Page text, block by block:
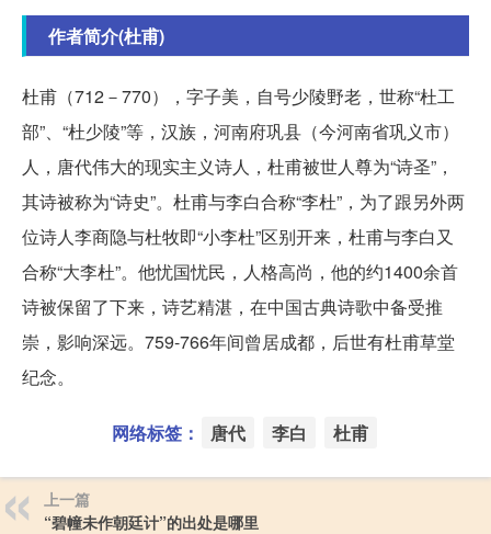
作者简介(杜甫)
杜甫（712－770），字子美，自号少陵野老，世称“杜工
部”、“杜少陵”等，汉族，河南府巩县（今河南省巩义市）
人，唐代伟大的现实主义诗人，杜甫被世人尊为“诗圣”，
其诗被称为“诗史”。杜甫与李白合称“李杜”，为了跟另外两
位诗人李商隐与杜牧即“小李杜”区别开来，杜甫与李白又
合称“大李杜”。他忧国忧民，人格高尚，他的约1400余首
诗被保留了下来，诗艺精湛，在中国古典诗歌中备受推
崇，影响深远。759-766年间曾居成都，后世有杜甫草堂
纪念。
网络标签： 唐代 李白 杜甫
上一篇
“碧幢未作朝廷计”的出处是哪里